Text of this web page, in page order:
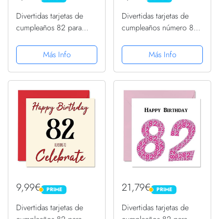
Divertidas tarjetas de
cumpleaños 82 para
Look It, divertida tarjeta
de cumpleaños para
papá, mamá, bisabuelo,
Más Info
Divertidas tarjetas de
cumpleaños número 82
con hebilla, tarjeta de
feliz cumpleaños para
papá, mamá, tarjetas de
Más Info
9,99€ PRIME
PRIME
Divertidas tarjetas de
21,79€ PRIME
PRIME
Divertidas tarjetas de